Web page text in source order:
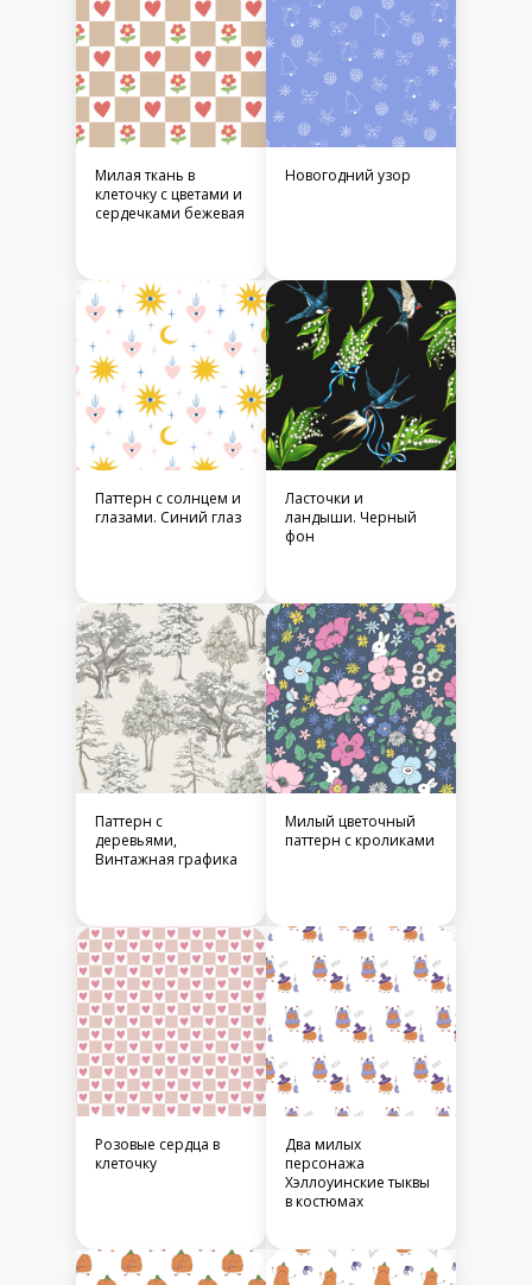
Милая ткань в
клеточку с цветами и
сердечками бежевая
Новогодний узор
Паттерн с солнцем и
глазами. Синий глаз
Ласточки и
ландыши. Черный
фон
Паттерн с
деревьями,
Винтажная графика
Милый цветочный
паттерн с кроликами
Розовые сердца в
клеточку
Два милых
персонажа
Хэллоуинские тыквы
в костюмах